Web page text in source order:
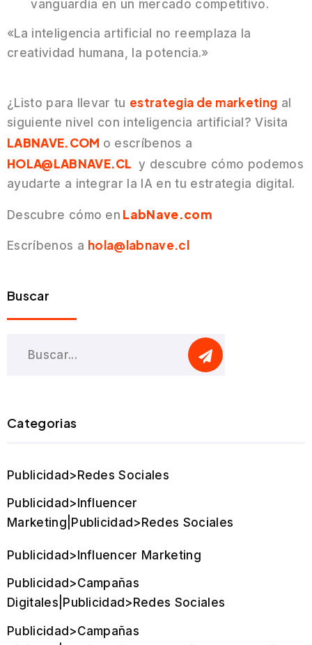
vanguardia en un mercado competitivo.
«La inteligencia artificial no reemplaza la
creatividad humana, la potencia.»
¿Listo para llevar tu estrategia de marketing al
siguiente nivel con inteligencia artificial? Visita
LABNAVE.COM o escríbenos a
HOLA@LABNAVE.CL y descubre cómo podemos
ayudarte a integrar la IA en tu estrategia digital.
Descubre cómo en LabNave.com
Escríbenos a hola@labnave.cl
Buscar
Categorias
Publicidad>Redes Sociales
Publicidad>Influencer
Marketing|Publicidad>Redes Sociales
Publicidad>Influencer Marketing
Publicidad>Campañas
Digitales|Publicidad>Redes Sociales
Publicidad>Campañas